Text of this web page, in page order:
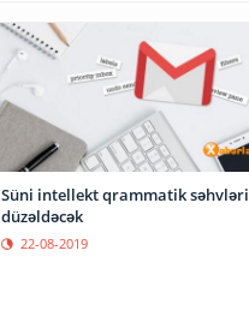
Süni intellekt qrammatik səhvləri
düzəldəcək
22-08-2019